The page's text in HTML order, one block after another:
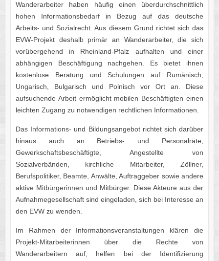
Wanderarbeiter haben häufig einen überdurchschnittlich
hohen Informationsbedarf in Bezug auf das deutsche
Arbeits- und Sozialrecht. Aus diesem Grund richtet sich das
EVW-Projekt deshalb primär an Wanderarbeiter, die sich
vorübergehend in Rheinland-Pfalz aufhalten und einer
abhängigen Beschäftigung nachgehen. Es bietet ihnen
kostenlose Beratung und Schulungen auf Rumänisch,
Ungarisch, Bulgarisch und Polnisch vor Ort an. Diese
aufsuchende Arbeit ermöglicht mobilen Beschäftigten einen
leichten Zugang zu notwendigen rechtlichen Informationen.
Das Informations- und Bildungsangebot richtet sich darüber
hinaus auch an Betriebs- und Personalräte,
Gewerkschaftsbeschäftigte, Angestellte von
Sozialverbänden, kirchliche Mitarbeiter, Zöllner,
Berufspolitiker, Beamte, Anwälte, Auftraggeber sowie andere
aktive Mitbürgerinnen und Mitbürger. Diese Akteure aus der
Aufnahmegesellschaft sind eingeladen, sich bei Interesse an
den EVW zu wenden.
Im Rahmen der Informationsveranstaltungen klären die
Projekt-Mitarbeiterinnen über die Rechte von
Wanderarbeitern auf, helfen bei der Identifizierung